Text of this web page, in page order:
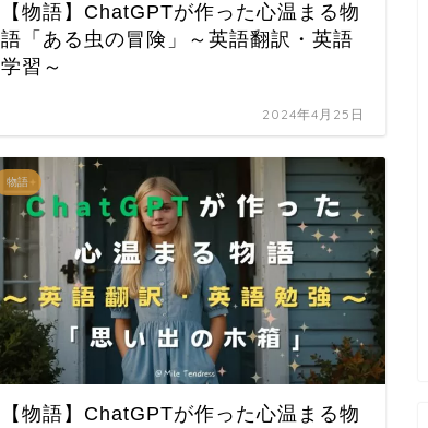
【物語】ChatGPTが作った心温まる物
語「ある虫の冒険」～英語翻訳・英語
学習～
2024年4月25日
物語
【物語】ChatGPTが作った心温まる物